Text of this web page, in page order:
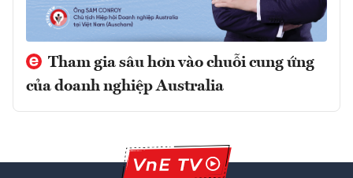
Tham gia sâu hơn vào chuỗi cung ứng
của doanh nghiệp Australia